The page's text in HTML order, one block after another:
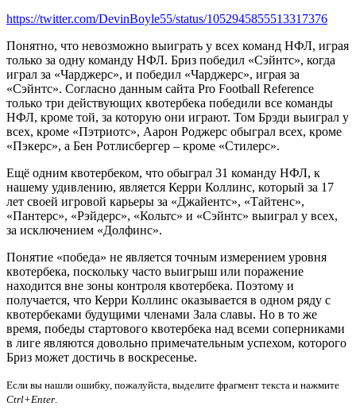
https://twitter.com/DevinBoyle55/status/1052945855513317376
Понятно, что невозможно выиграть у всех команд НФЛ, играя
только за одну команду НФЛ. Бриз победил «Сэйнтс», когда
играл за «Чарджерс», и победил «Чарджерс», играя за
«Сэйнтс». Согласно данным сайта Pro Football Reference
только три действующих квотербека победили все команды
НФЛ, кроме той, за которую они играют. Том Брэди выиграл у
всех, кроме «Пэтриотс», Аарон Роджерс обыграл всех, кроме
«Пэкерс», а Бен Ротлисбергер – кроме «Стилерс».
Ещё одним квотербеком, что обыграл 31 команду НФЛ, к
нашему удивлению, является Керри Коллинс, который за 17
лет своей игровой карьеры за «Джайентс», «Тайтенс»,
«Пантерс», «Рэйдерс», «Кольтс» и «Сэйнтс» выиграл у всех,
за исключением «Долфинс».
Понятие «победа» не является точным измерением уровня
квотербека, поскольку часто выигрыш или поражение
находится вне зоны контроля квотербека. Поэтому и
получается, что Керри Коллинс оказывается в одном ряду с
квотербеками будущими членами Зала славы. Но в то же
время, победы стартового квотербека над всеми соперниками
в лиге являются довольно примечательным успехом, которого
Бриз может достичь в воскресенье.
Если вы нашли ошибку, пожалуйста, выделите фрагмент текста и нажмите
Ctrl+Enter.